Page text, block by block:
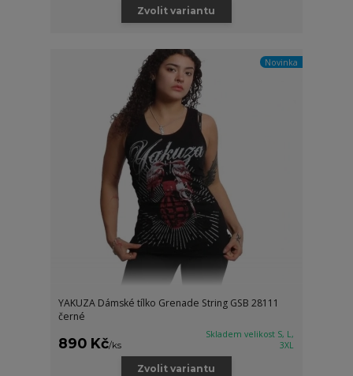
Zvolit variantu
Novinka
YAKUZA Dámské tílko Grenade String GSB 28111
černé
890 Kč/ks
Skladem velikost S, L,
3XL
Zvolit variantu